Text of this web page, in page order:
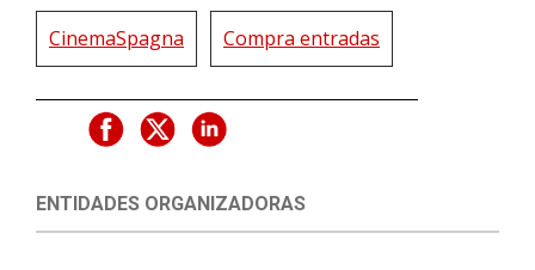
CinemaSpagna Compra entradas
ENTIDADES ORGANIZADORAS